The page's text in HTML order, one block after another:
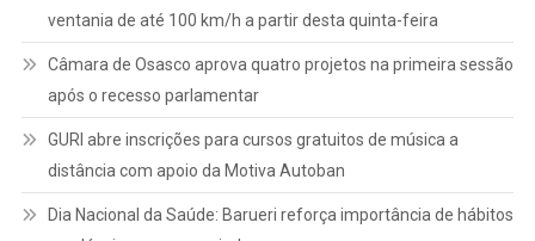
ventania de até 100 km/h a partir desta quinta-feira
Câmara de Osasco aprova quatro projetos na primeira sessão
após o recesso parlamentar
GURI abre inscrições para cursos gratuitos de música a
distância com apoio da Motiva Autoban
Dia Nacional da Saúde: Barueri reforça importância de hábitos